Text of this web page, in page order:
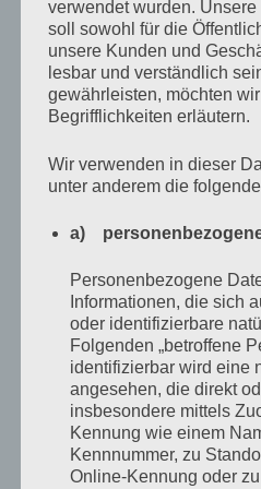
gegessen zu haben, damit
schickt. Er nennt dasEinsatz
Es gab allerdings noch den
Rockos noch meine Mutter
brauchte. Dann mussten wir
Das bedeutete, in den Laden
dabei anzufassen, denn das
nicht, um dann beim
zusammenzuzählen,
jetzt gedacht, nicht reichen
gucken, brav entschuldigen
schnell nach Hause geht,
verwendet wurden.
soll sowohl für die
unsere Kunden und
lesbar und verständlich
gewährleisten, möchten
Begrifflichkeiten erläutern.
Wir verwenden in dieser
unter anderem die
a)
Personenbezogene
Informationen, die sich
oder identifizierbare
Folgenden „betroffene
identifizierbar wird eine
angesehen, die direkt
insbesondere mittels
Kennung wie einem
Kennnummer, zu
Online-Kennung oder